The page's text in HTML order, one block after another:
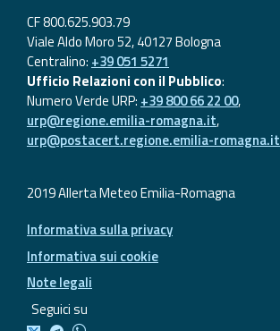
CF 800.625.903.79
Viale Aldo Moro 52, 40127 Bologna
Centralino: +39 051 5271
Ufficio Relazioni con il Pubblico:
Numero Verde URP: +39 800 66 22 00,
urp@regione.emilia-romagna.it,
urp@postacert.regione.emilia-romagna.it
2019 Allerta Meteo Emilia-Romagna
Informativa sulla privacy
Informativa sui cookie
Note legali
Seguici su